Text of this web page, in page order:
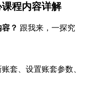
程内容详解
？ 跟我来，一探究
套、设置账套参数、